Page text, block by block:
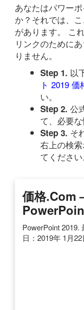
あなたはパワー
か？それでは、
があります。 こ
リンクのために
りません。
Step 1. 以
ト 2019 価
い。
Step 2. 公
て、必要
Step 3. そ
右上の検
てください
価格.com
PowerPoint 2019.
日：2019年 1月